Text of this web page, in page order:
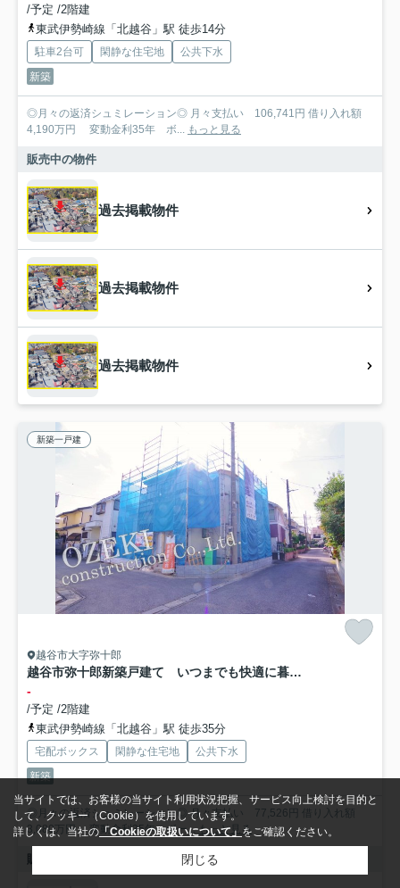
/予定 /2階建
東武伊勢崎線「北越谷」駅 徒歩14分
駐車2台可 閑静な住宅地
公共下水
新築
◎月々の返済シュミレーション◎ 月々支払い 106,741円 借り入れ額
4,190万円 変動金利35年 ボ...
もっと見る
販売中の物件
過去掲載物件
過去掲載物件
過去掲載物件
新築一戸建
越谷市大字弥十郎
越谷市弥十郎新築戸建て いつまでも快適に暮らせる住まい-FIRSTTOWNファーストタウン-
-
/予定 /2階建
東武伊勢崎線「北越谷」駅 徒歩35分
宅配ボックス 閑静な住宅地
公共下水
新築
◎月々の返済シュミレーション◎ 月々支払い 77,526円 借り入れ額
3,080万円 変動金利35年 ボー...もっと見る
販売中の物件
当サイトでは、お客様の当サイト利用状況把握、サービス向上検討を目的と
して、クッキー（Cookie）を使用しています。
詳しくは、当社の 「Cookieの取扱いについて」をご確認ください。
閉じる